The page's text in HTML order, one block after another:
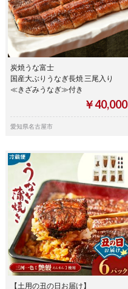
炭焼うな富士
国産大ぶりうなぎ長焼 三尾入り
≪きざみうなぎ≫付き
￥40,000
愛知県名古屋市
【土用の丑の日お届け】